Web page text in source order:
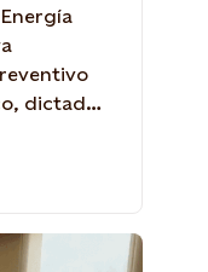
dictado
de